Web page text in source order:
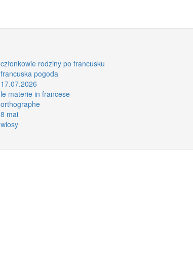
członkowie rodziny po francusku
francuska pogoda
17.07.2026
le materie in francese
orthographe
8 mai
wlosy